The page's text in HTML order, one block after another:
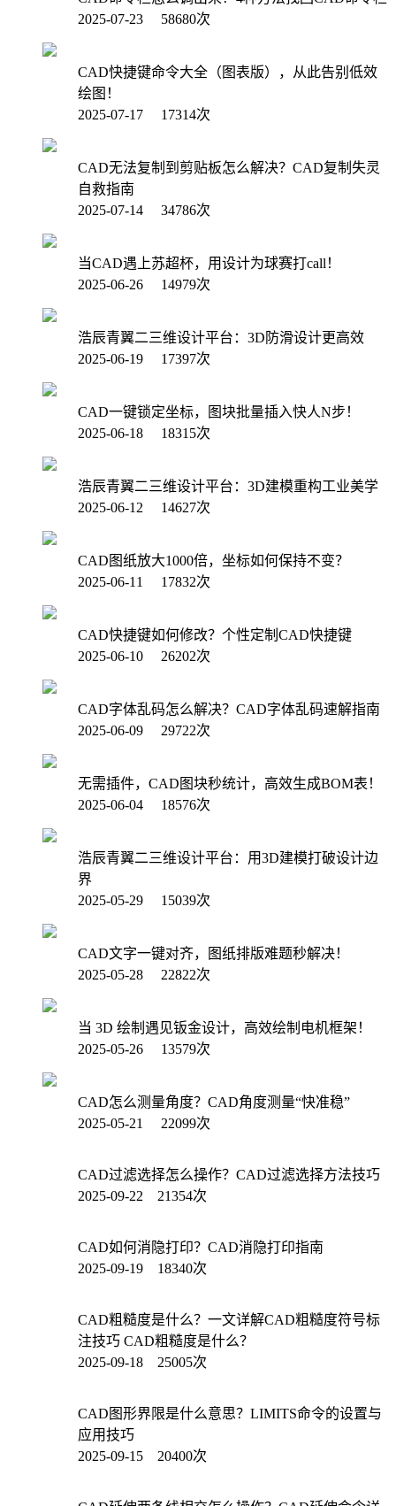
2025-07-23 58680次
CAD快捷键命令大全（图表版），从此告别低效
绘图！
2025-07-17 17314次
CAD无法复制到剪贴板怎么解决？CAD复制失灵
自救指南
2025-07-14 34786次
当CAD遇上苏超杯，用设计为球赛打call！
2025-06-26 14979次
浩辰青翼二三维设计平台：3D防滑设计更高效
2025-06-19 17397次
CAD一键锁定坐标，图块批量插入快人N步！
2025-06-18 18315次
浩辰青翼二三维设计平台：3D建模重构工业美学
2025-06-12 14627次
CAD图纸放大1000倍，坐标如何保持不变？
2025-06-11 17832次
CAD快捷键如何修改？个性定制CAD快捷键
2025-06-10 26202次
CAD字体乱码怎么解决？CAD字体乱码速解指南
2025-06-09 29722次
无需插件，CAD图块秒统计，高效生成BOM表！
2025-06-04 18576次
浩辰青翼二三维设计平台：用3D建模打破设计边
界
2025-05-29 15039次
CAD文字一键对齐，图纸排版难题秒解决！
2025-05-28 22822次
当 3D 绘制遇见钣金设计，高效绘制电机框架！
2025-05-26 13579次
CAD怎么测量角度？CAD角度测量“快准稳”
2025-05-21 22099次
CAD过滤选择怎么操作？CAD过滤选择方法技巧
2025-09-22 21354次
CAD如何消隐打印？CAD消隐打印指南
2025-09-19 18340次
CAD粗糙度是什么？一文详解CAD粗糙度符号标
注技巧 CAD粗糙度是什么？
2025-09-18 25005次
CAD图形界限是什么意思？LIMITS命令的设置与
应用技巧
2025-09-15 20400次